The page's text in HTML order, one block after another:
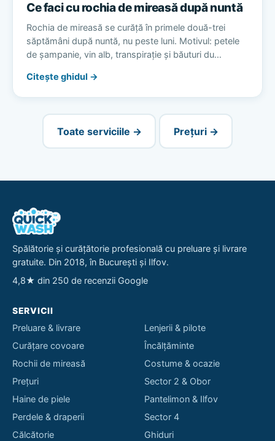
Ce faci cu rochia de mireasă după nuntă
Rochia de mireasă se curăță în primele două-trei
săptămâni după nuntă, nu peste luni. Motivul: petele
de șampanie, vin alb, transpirație și băuturi du…
Citește ghidul →
Toate serviciile → Prețuri →
Spălătorie și curățătorie profesională cu preluare și livrare
gratuite. Din 2018, în București și Ilfov.
4,8★ din 250 de recenzii Google
SERVICII
Preluare & livrare
Curățare covoare
Rochii de mireasă
Prețuri
Haine de piele
Perdele & draperii
Călcătorie
Lenjerii & pilote
Încălțăminte
Costume & ocazie
Sector 2 & Obor
Pantelimon & Ilfov
Sector 4
Ghiduri